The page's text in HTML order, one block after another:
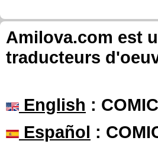
Amilova.com est
traducteurs
English :
Español :